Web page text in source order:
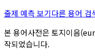
출제 예측 보기다른 용어 검
본 용어사전은 토지이음
작되었습니다.